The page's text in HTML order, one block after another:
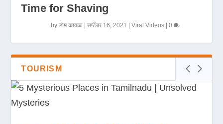
Time for Shaving
byडोम कावळा |सप्टेंबर 16, 2021 |Viral Videos |0
TOURISM